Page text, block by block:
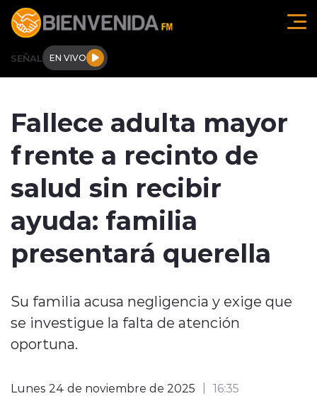
Click acá para ir directamente al contenido
SEÑAL EN VIVO
Regionales
Tendencias
Internacional
Entrevistas
Fallece adulta mayor
frente a recinto de
salud sin recibir
ayuda: familia
presentará querella
Su familia acusa negligencia y exige que
se investigue la falta de atención
oportuna.
Lunes 24 de noviembre de 2025 16:35